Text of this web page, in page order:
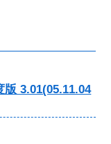
版 3.01(05.11.04